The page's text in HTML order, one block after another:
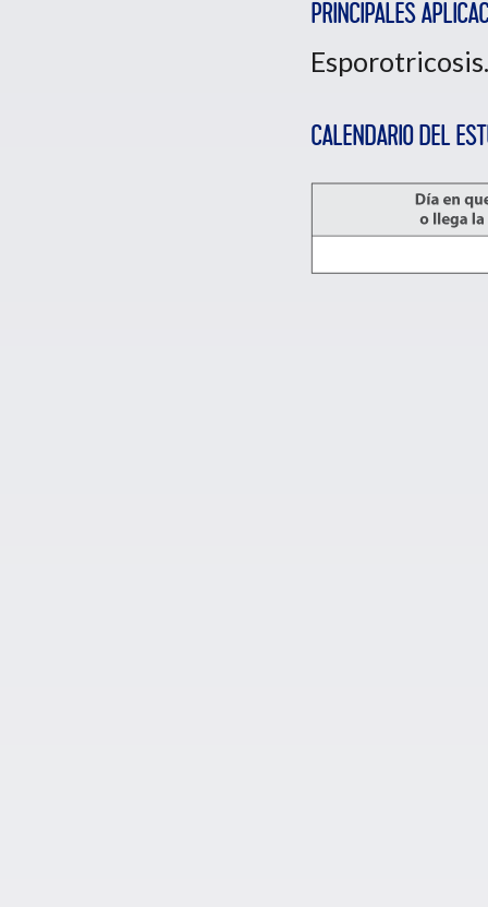
PRINCIPALES
Esporotricosis.
CALENDARIO DEL